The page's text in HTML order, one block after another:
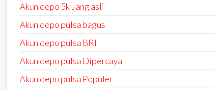
Akun depo 5k uang asli
Akun depo pulsa bagus
Akun depo pulsa BRI
Akun depo pulsa Dipercaya
Akun depo pulsa Populer